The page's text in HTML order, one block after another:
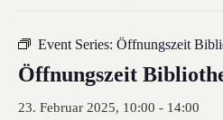
Event Series: Öffnungszeit
Öffnungszeit
23. Februar 2025, 10:00 - 14:00